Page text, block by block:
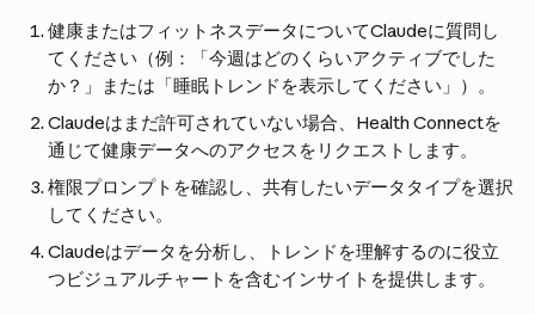
健康またはフィットネスデータについてClaudeに質問し
てください（例：「今週はどのくらいアクティブでした
か？」または「睡眠トレンドを表示してください」）。
Claudeはまだ許可されていない場合、Health Connectを
通じて健康データへのアクセスをリクエストします。
権限プロンプトを確認し、共有したいデータタイプを選択
してください。
Claudeはデータを分析し、トレンドを理解するのに役立
つビジュアルチャートを含むインサイトを提供します。